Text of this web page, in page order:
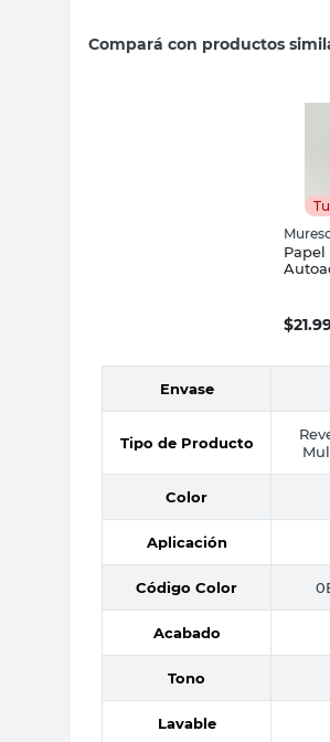
Compará con productos
Papel
$
Envase
Tipo de Producto
Color
Aplicación
Código Color
Acabado
Tono
Lavable